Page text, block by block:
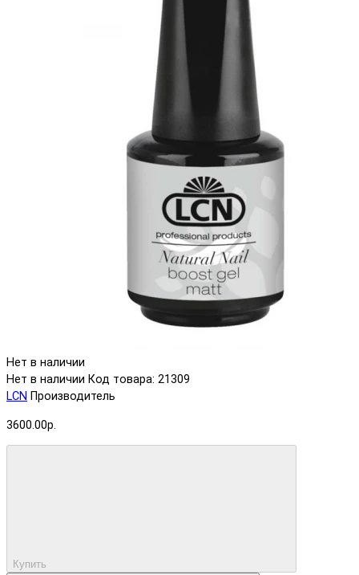
Нет в наличии
Нет в наличии Код товара: 21309
LCN Производитель
3600.00р.
Купить